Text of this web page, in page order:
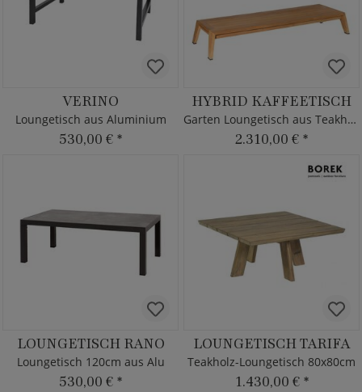
VERINO
Loungetisch aus Aluminium
530,00 € *
HYBRID KAFFEETISCH
Garten Loungetisch aus Teakholz
2.310,00 € *
LOUNGETISCH RANO
Loungetisch 120cm aus Alu
530,00 € *
LOUNGETISCH TARIFA
Teakholz-Loungetisch 80x80cm
1.430,00 € *